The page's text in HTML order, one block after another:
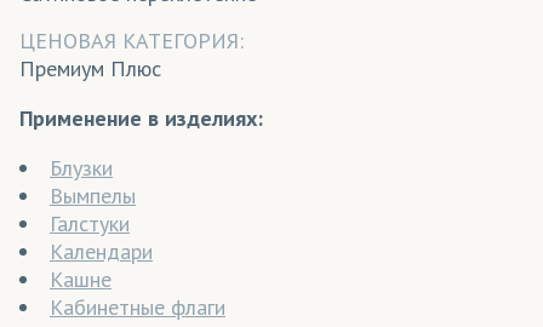
ЦЕНОВАЯ КАТЕГОРИЯ:
Премиум Плюс
Применение в изделиях:
Блузки
Вымпелы
Галстуки
Календари
Кашне
Кабинетные флаги